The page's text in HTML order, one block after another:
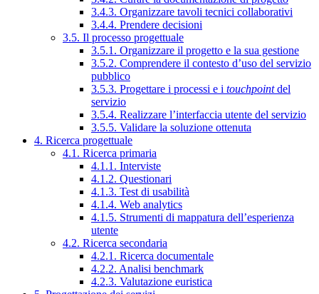
3.4.3. Organizzare tavoli tecnici collaborativi
3.4.4. Prendere decisioni
3.5. Il processo progettuale
3.5.1. Organizzare il progetto e la sua gestione
3.5.2. Comprendere il contesto d’uso del servizio
pubblico
3.5.3. Progettare i processi e i touchpointdel
servizio
3.5.4. Realizzare l’interfaccia utente del servizio
3.5.5. Validare la soluzione ottenuta
4. Ricerca progettuale
4.1. Ricerca primaria
4.1.1. Interviste
4.1.2. Questionari
4.1.3. Test di usabilità
4.1.4. Web analytics
4.1.5. Strumenti di mappatura dell’esperienza
utente
4.2. Ricerca secondaria
4.2.1. Ricerca documentale
4.2.2. Analisi benchmark
4.2.3. Valutazione euristica